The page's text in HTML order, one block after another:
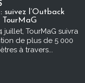
suivez l’Outback
juillet, TourMaG suivra
de plus de 5 000
à travers...